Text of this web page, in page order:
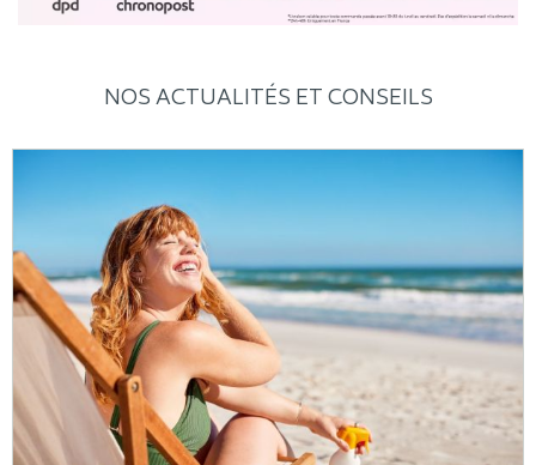
NOS ACTUALITÉS ET CONSEILS